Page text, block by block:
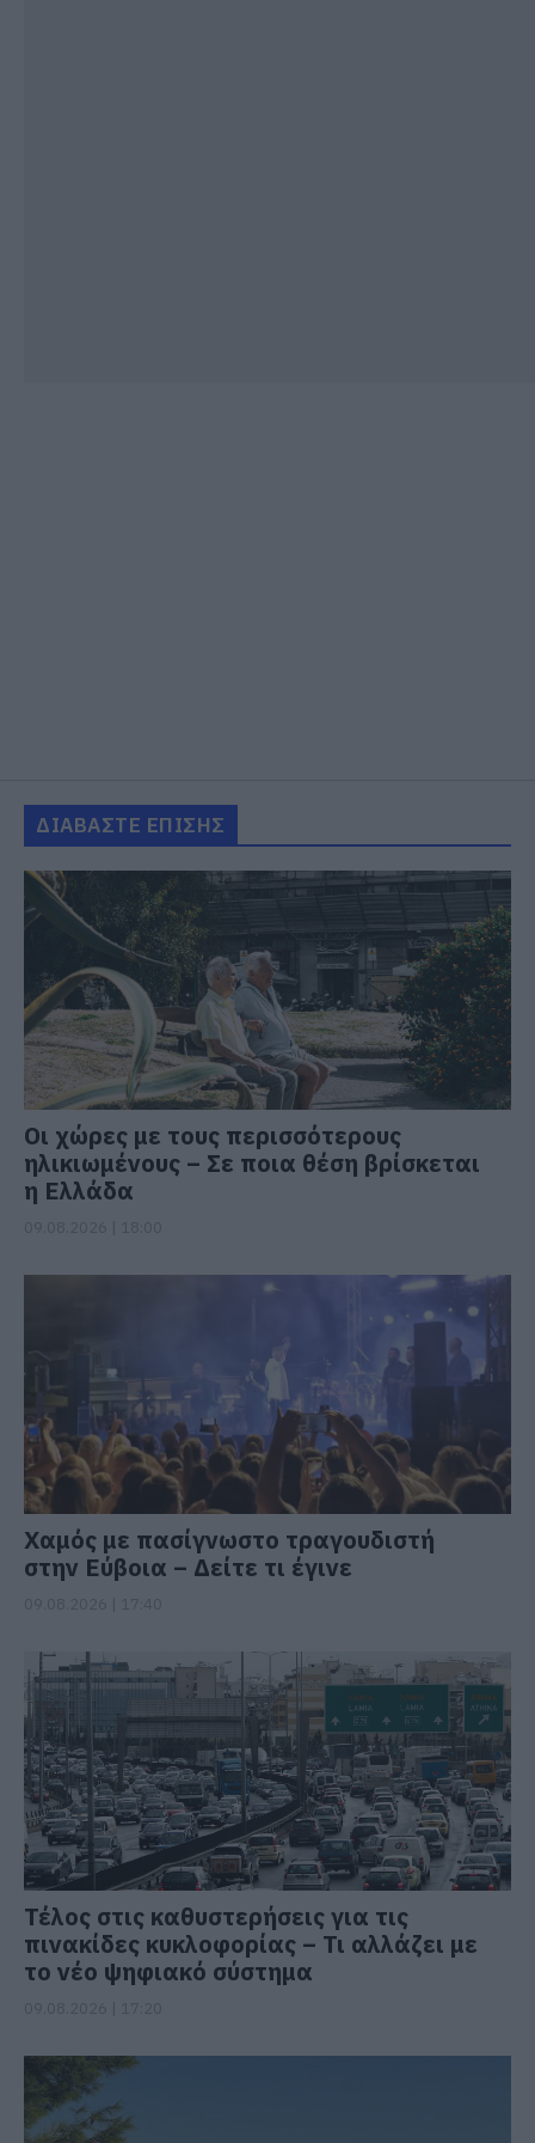
ΔΙΑΒΑΣΤΕ ΕΠΙΣΗΣ
Οι χώρες με τους περισσότερους
ηλικιωμένους – Σε ποια θέση βρίσκεται
η Ελλάδα
Χαμός με πασίγνωστο τραγουδιστή
στην Εύβοια – Δείτε τι έγινε
Τέλος στις καθυστερήσεις για τις
πινακίδες κυκλοφορίας – Τι αλλάζει με
το νέο ψηφιακό σύστημα